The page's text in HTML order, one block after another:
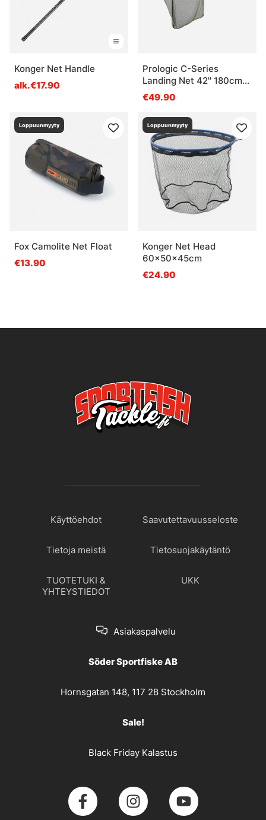
Konger Net Handle
alk.€17.90
Prologic C-Series
Landing Net 42'' 180cm
2pcs
€49.90
Loppuunmyyty
Fox Camolite Net Float
€13.90
Loppuunmyyty
Konger Net Head
60x50x45cm
€24.90
Käyttöehdot Saavutettavuusseloste
Tietoja meistä Tietosuojakäytäntö
TUOTETUKI &
YHTEYSTIEDOT
UKK
Asiakaspalvelu
Söder Sportfiske AB
Hornsgatan 148, 117 28 Stockholm
Sale!
Black Friday Kalastus